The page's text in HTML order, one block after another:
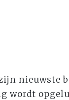
nieuwste
wordt